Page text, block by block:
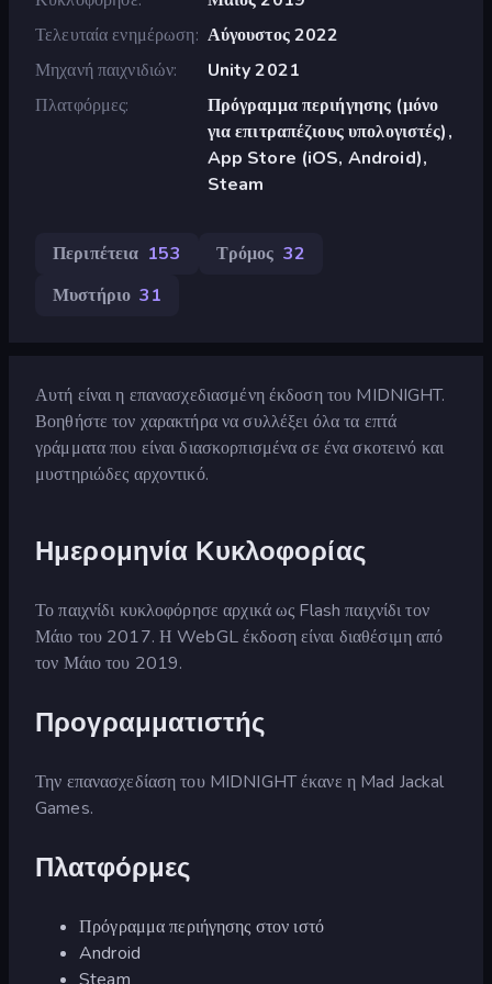
Τελευταία ενημέρωση Αύγουστος 2022
Μηχανή παιχνιδιών
Unity 2021
Πλατφόρμες
Πρόγραμμα περιήγησης (μόνο
για επιτραπέζιους υπολογιστές),
App Store (iOS, Android),
Steam
Περιπέτεια 153 Τρόμος 32
Μυστήριο 31
Αυτή είναι η επανασχεδιασμένη έκδοση του MIDNIGHT.
Βοηθήστε τον χαρακτήρα να συλλέξει όλα τα επτά
γράμματα που είναι διασκορπισμένα σε ένα σκοτεινό και
μυστηριώδες αρχοντικό.
Ημερομηνία Κυκλοφορίας
Το παιχνίδι κυκλοφόρησε αρχικά ως Flash παιχνίδι τον
Μάιο του 2017. Η WebGL έκδοση είναι διαθέσιμη από
τον Μάιο του 2019.
Προγραμματιστής
Την επανασχεδίαση του MIDNIGHT έκανε η Mad Jackal
Games.
Πλατφόρμες
Πρόγραμμα περιήγησης στον ιστό
Android